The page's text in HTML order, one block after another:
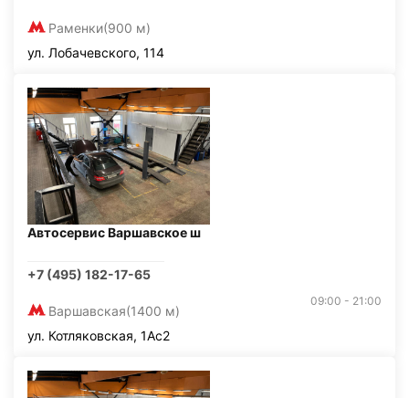
Раменки(900 м)
ул. Лобачевского, 114
Автосервис Варшавское ш
+7 (495) 182-17-65
Варшавская(1400 м)
09:00 - 21:00
ул. Котляковская, 1Ас2